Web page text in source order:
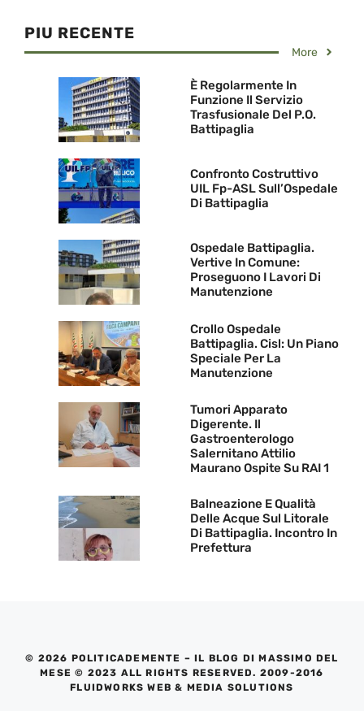
PIU RECENTE
More
È Regolarmente In
Funzione Il Servizio
Trasfusionale Del P.O.
Battipaglia
Confronto Costruttivo
UIL Fp-ASL Sull’Ospedale
Di Battipaglia
Ospedale Battipaglia.
Vertive In Comune:
Proseguono I Lavori Di
Manutenzione
Crollo Ospedale
Battipaglia. Cisl: Un Piano
Speciale Per La
Manutenzione
Tumori Apparato
Digerente. Il
Gastroenterologo
Salernitano Attilio
Maurano Ospite Su RAI 1
Balneazione E Qualità
Delle Acque Sul Litorale
Di Battipaglia. Incontro In
Prefettura
© 2026 POLITICADEMENTE – IL BLOG DI MASSIMO DEL
MESE © 2023 ALL RIGHTS RESERVED. 2009-2016
FLUIDWORKS WEB & MEDIA SOLUTIONS